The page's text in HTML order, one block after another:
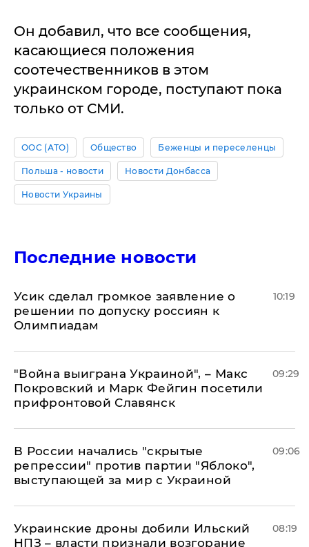
Он добавил, что все сообщения,
касающиеся положения
соотечественников в этом
украинском городе, поступают пока
только от СМИ.
ООС (АТО) Общество Беженцы и переселенцы
Польша - новости Новости Донбасса
Новости Украины
Последние новости
Усик сделал громкое заявление о
решении по допуску россиян к
Олимпиадам
10:19
"Война выиграна Украиной", – Макс
Покровский и Марк Фейгин посетили
прифронтовой Славянск
09:29
В России начались "скрытые
репрессии" против партии "Яблоко",
выступающей за мир с Украиной
09:06
Украинские дроны добили Ильский
НПЗ – власти признали возгорание
08:19